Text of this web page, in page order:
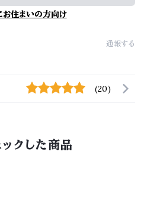
お住まいの方向け
通報する
(20)
クした商品